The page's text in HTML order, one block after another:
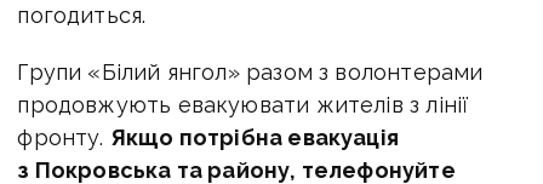
погодиться.
Групи «Білий янгол» разом з волонтерами
продовжують евакуювати жителів з лінії
фронту. Якщо потрібна евакуація
з Покровська та району, телефонуйте